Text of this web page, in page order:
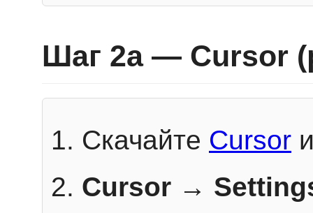
Шаг 2a — Cursor
Скачайте Cursor
Cursor →